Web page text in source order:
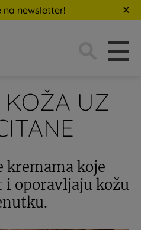
na newsletter!
UZ
kremama koje
oporavljaju kožu